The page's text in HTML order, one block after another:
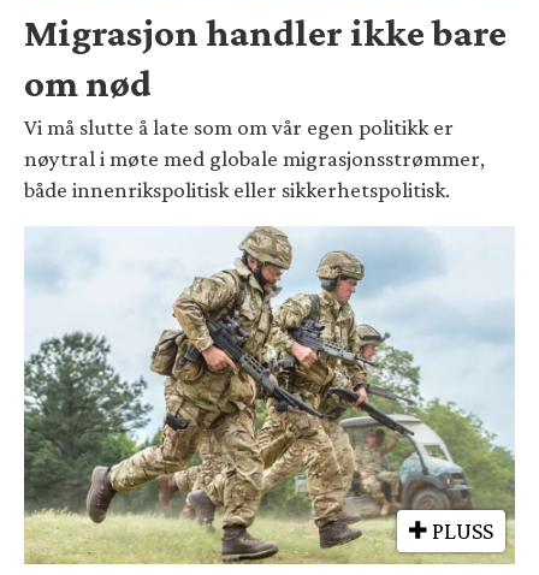
Migrasjon handler ikke bare
om nød
Vi må slutte å late som om vår egen politikk er
nøytral i møte med globale migrasjonsstrømmer,
både innenrikspolitisk eller sikkerhetspolitisk.
PLUSS